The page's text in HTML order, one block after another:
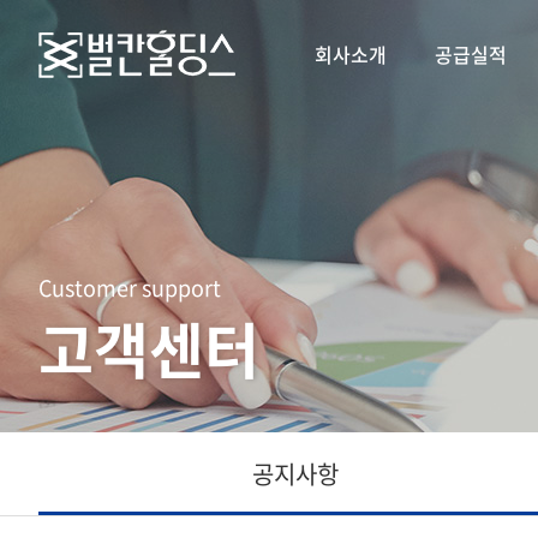
회사소개 공급실적
Customer support
고객센터
공지사항